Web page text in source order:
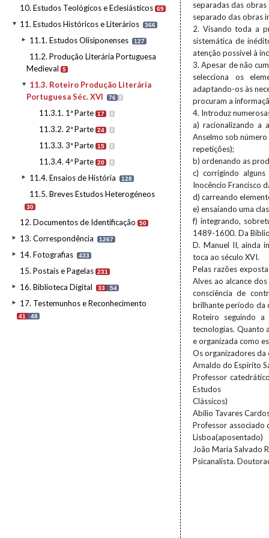
10. Estudos Teológicos e Eclesiásticos 69
11. Estudos Históricos e Literários 366
11.1. Estudos Olisiponenses 127
11.2. Produção Literária Portuguesa
Medieval
5
11.3. Roteiro Produção Literária
Portuguesa Séc. XVI
76 I
11.3.1. 1ª Parte 17 I
11.3.2. 2ª Parte 24 I
11.3.3. 3ª Parte 15 I
11.3.4. 4ª Parte 20 I
11.4. Ensaios de História 128
11.5. Breves Estudos Heterogéneos
30
12. Documentos de Identificação 50
13. Correspondência 1267
14. Fotografias 433
15. Postais e Pagelas 231
16. Biblioteca Digital 33 54
17. Testemunhos e Reconhecimento
41 48
separadas das
separado das obras
2. Visando toda a
sistemática de
atenção possível à
3. Apesar de não
selecciona os
adaptando-os às
procuram a
4. Introduz
a) racionalizando a
Anselmo sob
repetições);
b) ordenando as
c) corrigindo
Inocêncio Francisco
d) carreando
e) ensaiando uma
f) integrando,
1489-1600. Da
D. Manuel II, ainda
toca ao século XVI.
Pelas razões
Alves ao alcance
consciência de
brilhante período da
Roteiro seguindo
tecnologias. Quanto
e organizada como
Os organizadores da
Arnaldo do Espírito
Professor
Estudos
Clássicos)
Abílio Tavares
Professor associado
Lisboa(aposentado)
João Maria Salvado
Psicanalista.